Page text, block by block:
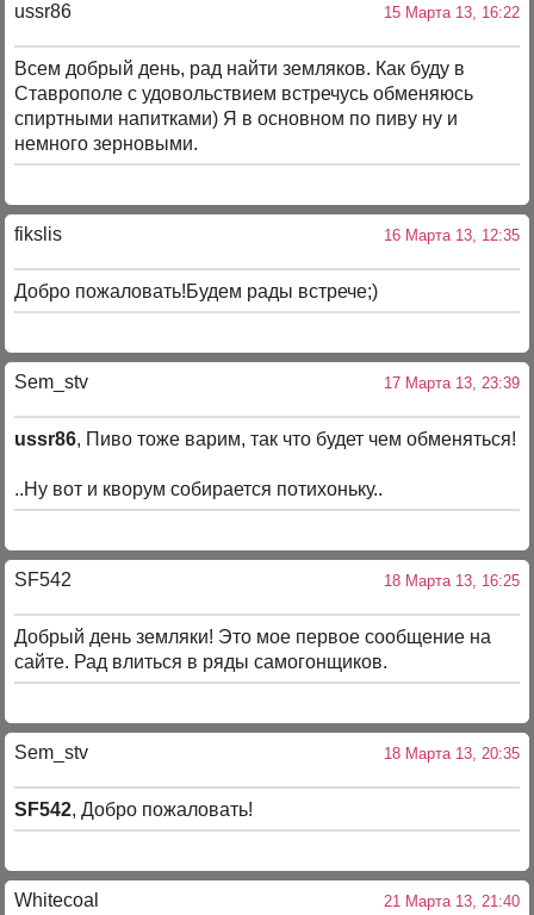
ussr86 15 Марта 13, 16:22
Всем добрый день, рад найти земляков. Как буду в
Ставрополе с удовольствием встречусь обменяюсь
спиртными напитками) Я в основном по пиву ну и
немного зерновыми.
fikslis 16 Марта 13, 12:35
Добро пожаловать!Будем рады встрече;)
Sem_stv 17 Марта 13, 23:39
ussr86, Пиво тоже варим, так что будет чем обменяться!
..Ну вот и кворум собирается потихоньку..
SF542 18 Марта 13, 16:25
Добрый день земляки! Это мое первое сообщение на
сайте. Рад влиться в ряды самогонщиков.
Sem_stv 18 Марта 13, 20:35
SF542, Добро пожаловать!
Whitecoal 21 Марта 13, 21:40